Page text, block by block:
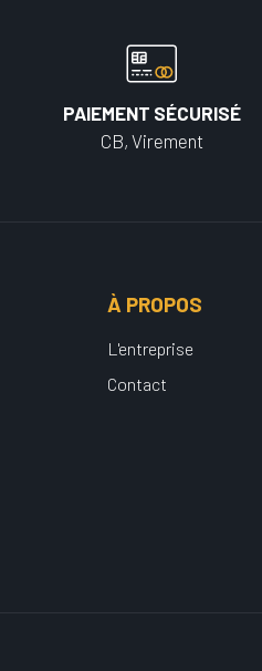
PAIEMENT SÉCURISÉ
CB, Virement
À PROPOS
L'entreprise
Contact